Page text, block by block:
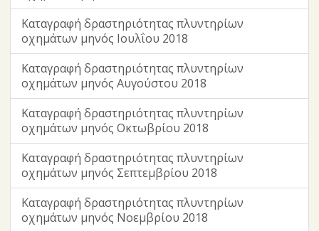
Καταγραφή δραστηριότητας πλυντηρίων
οχημάτων μηνός Ιουλΐου 2018
Καταγραφή δραστηριότητας πλυντηρίων
οχημάτων μηνός Αυγούστου 2018
Καταγραφή δραστηριότητας πλυντηρίων
οχημάτων μηνός Οκτωβρίου 2018
Καταγραφή δραστηριότητας πλυντηρίων
οχημάτων μηνός Σεπτεμβρίου 2018
Καταγραφή δραστηριότητας πλυντηρίων
οχημάτων μηνός Νοεμβρίου 2018